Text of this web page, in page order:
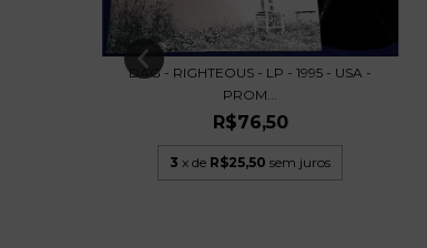
DAG - RIGHTEOUS - LP - 1995 - USA -
PROM...
R$76,50
3 x de R$25,50 sem juros